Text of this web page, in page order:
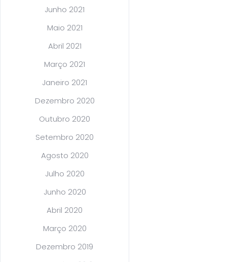
Junho 2021
Maio 2021
Abril 2021
Março 2021
Janeiro 2021
Dezembro 2020
Outubro 2020
Setembro 2020
Agosto 2020
Julho 2020
Junho 2020
Abril 2020
Março 2020
Dezembro 2019